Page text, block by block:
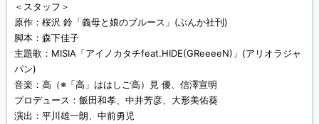
＜スタッフ＞
原作：桜沢 鈴「義母と娘のブルース」(ぶんか社刊)
脚本：森下佳子
主題歌：MISIA「アイノカタチfeat.HIDE(GReeeeN)」(アリオラジャ
パン)
音楽：高（※「高」ははしご高）見 優、信澤宣明
プロデュース：飯田和孝、中井芳彦、大形美佑葵
演出：平川雄一朗、中前勇児